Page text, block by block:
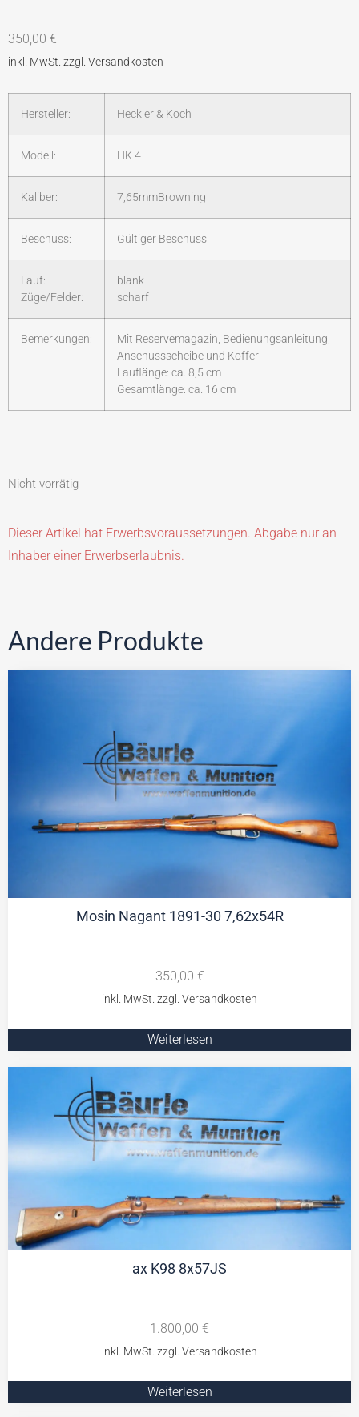
350,00 €
Hersteller: Heckler & Koch
Modell: HK 4
Kaliber: 7,65mmBrowning
Beschuss: Gültiger Beschuss
Lauf:
Züge/Felder:
blank
scharf
Bemerkungen:
Mit Reservemagazin, Bedienungsanleitung,
Anschussscheibe und Koffer
Lauflänge: ca. 8,5 cm
Gesamtlänge: ca. 16 cm
Nicht vorrätig
Dieser Artikel hat Erwerbsvoraussetzungen. Abgabe nur an
Inhaber einer Erwerbserlaubnis.
Andere Produkte
Mosin Nagant 1891-30 7,62x54R
350,00 €
Weiterlesen
ax K98 8x57JS
1.800,00 €
Weiterlesen